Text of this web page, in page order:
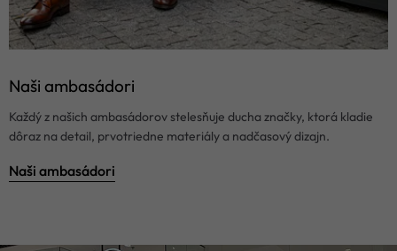
Naši ambasádori
Každý z našich ambasádorov stelesňuje ducha značky, ktorá kladie
dôraz na detail, prvotriedne materiály a nadčasový dizajn.
Naši ambasádori